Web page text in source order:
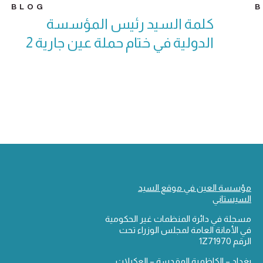
BLOG
كلمة السيد رئيس المؤسسة
الدولية في ختام حملة عين جارية 2
مؤسسة العين في موقع السيد
السيستاني
مسجلة في دائرة المنظمات غير الحكومية
في الأمانة العامة لمجلس الوزراء تحت
الرقم 1Z71970
بغداد – الكاظمية المقدسة – العكيلات